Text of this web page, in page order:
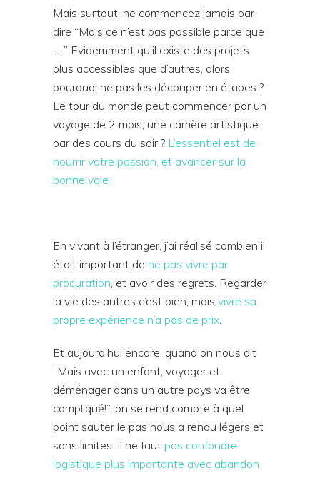
Mais surtout, ne commencez jamais par
dire “Mais ce n’est pas possible parce que
… ” Evidemment qu’il existe des projets
plus accessibles que d’autres, alors
pourquoi ne pas les découper en étapes ?
Le tour du monde peut commencer par un
voyage de 2 mois, une carrière artistique
par des cours du soir ? L’essentiel est de
nourrir votre passion, et avancer sur la
bonne voie.
En vivant à l’étranger, j’ai réalisé combien il
était important de ne pas vivre par
procuration, et avoir des regrets. Regarder
la vie des autres c’est bien, mais vivre sa
propre expérience n’a pas de prix.
Et aujourd’hui encore, quand on nous dit
“Mais avec un enfant, voyager et
déménager dans un autre pays va être
compliqué!”, on se rend compte à quel
point sauter le pas nous a rendu légers et
sans limites. Il ne faut pas confondre
logistique plus importante avec abandon